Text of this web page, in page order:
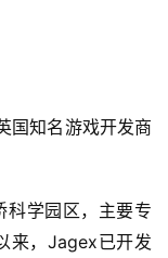
国知名游戏开发商
学园区，主要专
来，Jagex已开发